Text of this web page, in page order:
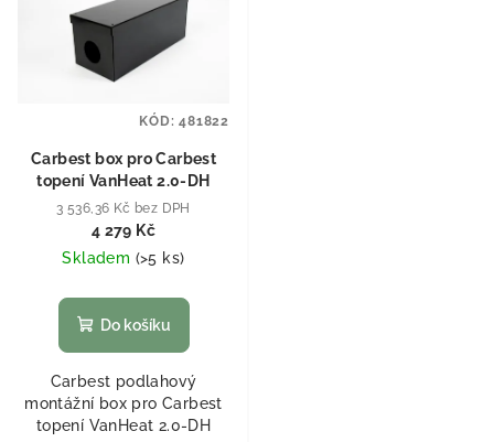
Carbest box pro Carbest
topení VanHeat 2.0-DH
3 536,36 Kč bez DPH
4 279 Kč
Skladem (>5 ks)
Do košíku
Carbest podlahový
montážní box pro Carbest
topení VanHeat 2.0-DH
KÓD:481822